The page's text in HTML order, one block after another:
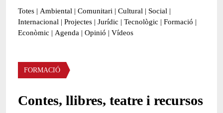
Totes | Ambiental | Comunitari | Cultural | Social |
Internacional | Projectes | Jurídic | Tecnològic | Formació |
Econòmic | Agenda | Opinió | Vídeos
Àmbit de la notícia
FORMACIÓ
Contes, llibres, teatre i recursos